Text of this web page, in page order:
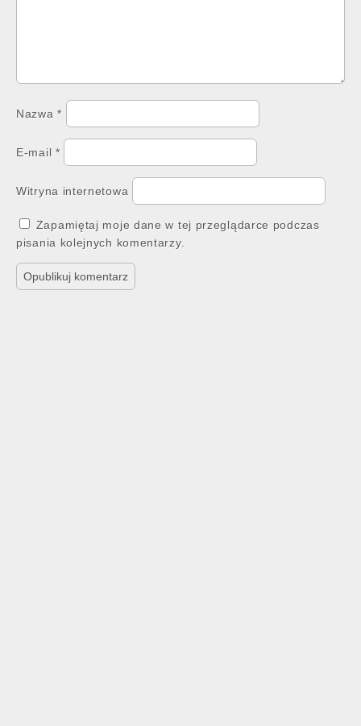
Nazwa*
E-mail *
Witryna internetowa
Zapamiętaj moje dane w tej przeglądarce podczas
pisania kolejnych komentarzy.